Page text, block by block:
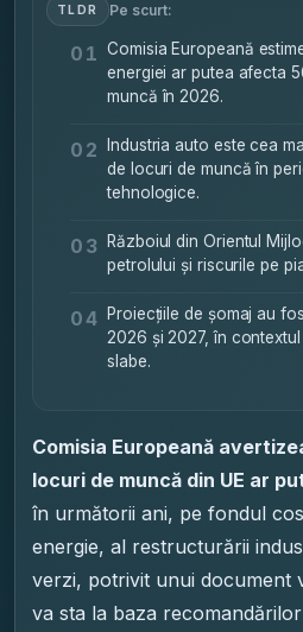
TLDR Pe scurt:
01 Comisia Europeană
energiei ar putea afecta
muncă în 2026.
02
Industria auto este cea
de locuri de muncă în
tehnologice.
03
Războiul din Orientul
petrolului și riscurile pe
04
Proiecțiile de șomaj au
2026 și 2027, în
slabe.
Comisia Europeană
locuri de muncă din UE ar
în următorii ani, pe fondul
energie, al restructurării
verzi, potrivit unui document
va sta la baza